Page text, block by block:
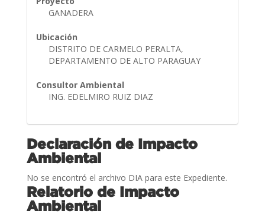
GANADERA
Ubicación
DISTRITO DE CARMELO PERALTA,
DEPARTAMENTO DE ALTO PARAGUAY
Consultor Ambiental
ING. EDELMIRO RUIZ DIAZ
Declaración de Impacto
Ambiental
No se encontró el archivo DIA para este Expediente.
Relatorio de Impacto
Ambiental